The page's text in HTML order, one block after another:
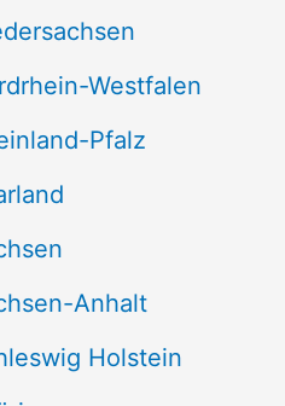
Westfalen
Pfalz
Anhalt
Holstein